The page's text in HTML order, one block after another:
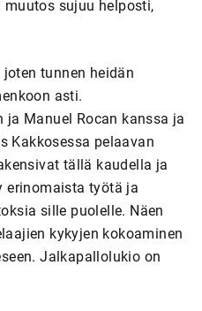
sujuu helposti,
tunnen heidän
asti.
Manuel Rocan kanssa ja
Kakkosessa pelaavan
tällä kaudella ja
erinomaista työtä ja
sille puolelle. Näen
kykyjen kokoaminen
Jalkapallolukio on